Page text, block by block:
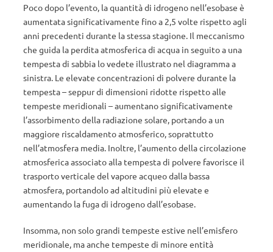
Poco dopo l’evento, la quantità di idrogeno nell’esobase è
aumentata significativamente fino a 2,5 volte rispetto agli
anni precedenti durante la stessa stagione. Il meccanismo
che guida la perdita atmosferica di acqua in seguito a una
tempesta di sabbia lo vedete illustrato nel diagramma a
sinistra. Le elevate concentrazioni di polvere durante la
tempesta – seppur di dimensioni ridotte rispetto alle
tempeste meridionali – aumentano significativamente
l’assorbimento della radiazione solare, portando a un
maggiore riscaldamento atmosferico, soprattutto
nell’atmosfera media. Inoltre, l’aumento della circolazione
atmosferica associato alla tempesta di polvere favorisce il
trasporto verticale del vapore acqueo dalla bassa
atmosfera, portandolo ad altitudini più elevate e
aumentando la fuga di idrogeno dall’esobase.
Insomma, non solo grandi tempeste estive nell’emisfero
meridionale, ma anche tempeste di minore entità